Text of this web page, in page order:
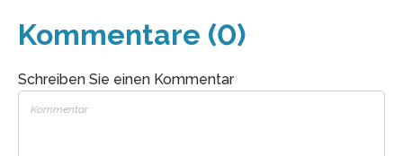
Kommentare (0)
Schreiben Sie einen Kommentar